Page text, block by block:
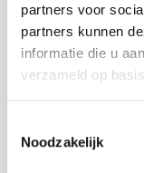
partners voor
partners kunnen
informatie die u
verzameld op
Noodzakelijk
Eenvoudige
moeiteloze
maaidek en een
maaier